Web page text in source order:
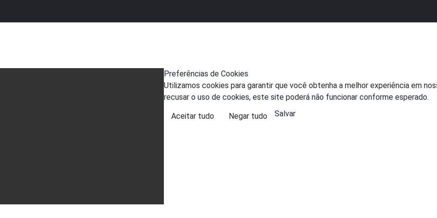
Preferências de Cookies
Utilizamos cookies para garantir que você obtenha a melhor experiência em
recusar o uso de cookies, este site poderá não funcionar conforme esperado.
Aceitar tudo Negar tudo Salvar